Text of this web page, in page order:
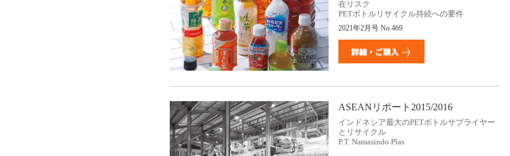
在リスク
PETボトルリサイクル持続への要件
2021年2月号No.469
ASEANリポート2015/2016
インドネシア最大のPETボトルサプライヤー
とリサイクル
P.T. Namasindo Plas